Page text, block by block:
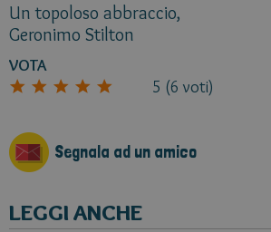
Un topoloso abbraccio,
Geronimo Stilton
VOTA
5 (6 voti)
Segnala ad un amico
LEGGI ANCHE